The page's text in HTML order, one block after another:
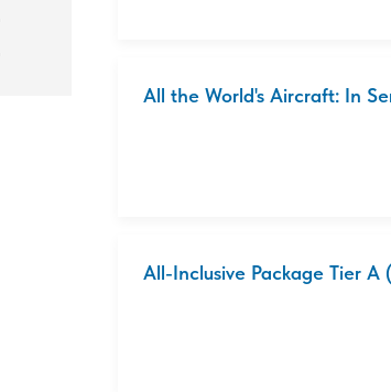
All the World's Aircraft: In
All-Inclusive Package Tier